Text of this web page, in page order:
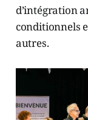
d’intégration
conditionnels
autres.